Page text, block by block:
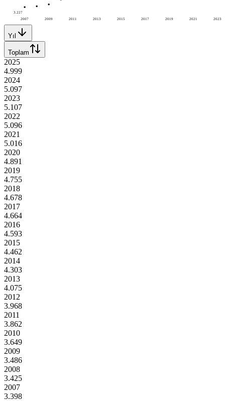
2007 2009 2011 2013 2015 2017 2019 2021 2023
3.227
Yıl
Toplam
2025
4.999
2024
5.097
2023
5.107
2022
5.096
2021
5.016
2020
4.891
2019
4.755
2018
4.678
2017
4.664
2016
4.593
2015
4.462
2014
4.303
2013
4.075
2012
3.968
2011
3.862
2010
3.649
2009
3.486
2008
3.425
2007
3.398